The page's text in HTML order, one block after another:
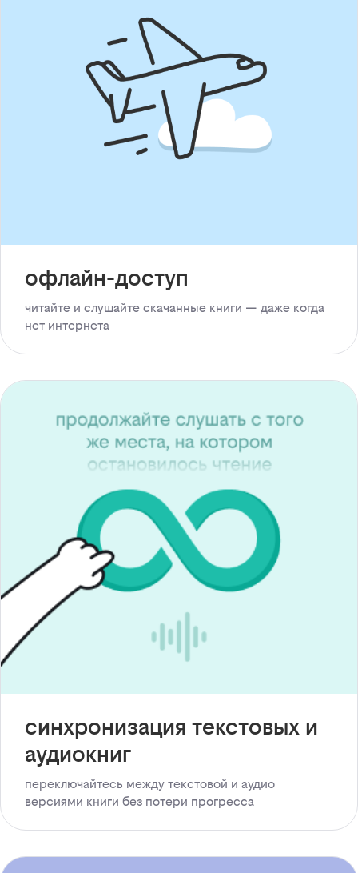
офлайн-доступ
читайте и слушайте скачанные книги — даже когда
нет интернета
синхронизация текстовых и
аудиокниг
переключайтесь между текстовой и аудио
версиями книги без потери прогресса